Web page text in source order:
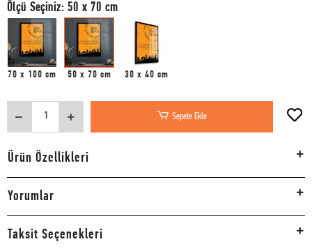
Ölçü Seçiniz: 50 x 70 cm
70 x 100 cm 50 x 70 cm 30 x 40 cm
Sepete Ekle
Ürün Özellikleri
Yorumlar
Taksit Seçenekleri